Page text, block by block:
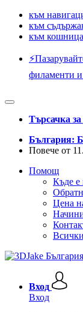
към
към
към
филаменти и
Търсачка
България:
Повече от
Помощ
Къде е
Цена
Вход
Вход